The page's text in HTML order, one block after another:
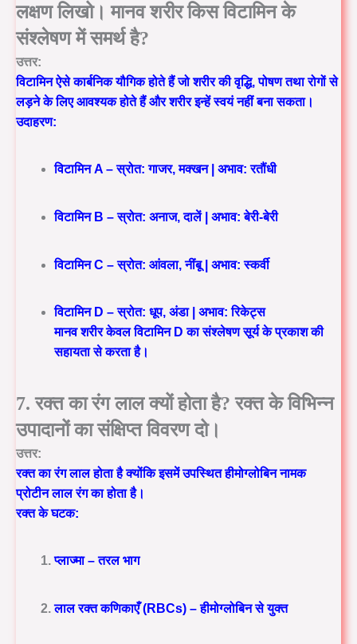
लक्षण लिखो। मानव शरीर किस विटामिन के
संश्लेषण में समर्थ है?
उत्तर:
विटामिन ऐसे कार्बनिक यौगिक होते हैं जो शरीर की वृद्धि, पोषण तथा रोगों से
लड़ने के लिए आवश्यक होते हैं और शरीर इन्हें स्वयं नहीं बना सकता।
उदाहरण:
विटामिन A – स्रोत: गाजर, मक्खन | अभाव: रतौंधी
विटामिन B – स्रोत: अनाज, दालें | अभाव: बेरी-बेरी
विटामिन C – स्रोत: आंवला, नींबू | अभाव: स्कर्वी
विटामिन D – स्रोत: धूप, अंडा | अभाव: रिकेट्स
मानव शरीर केवल विटामिन D का संश्लेषण सूर्य के प्रकाश की
सहायता से करता है।
7. रक्त का रंग लाल क्यों होता है? रक्त के विभिन्न
उपादानों का संक्षिप्त विवरण दो।
उत्तर:
रक्त का रंग लाल होता है क्योंकि इसमें उपस्थित हीमोग्लोबिन नामक
प्रोटीन लाल रंग का होता है।
रक्त के घटक:
प्लाज्मा – तरल भाग
लाल रक्त कणिकाएँ (RBCs) – हीमोग्लोबिन से युक्त